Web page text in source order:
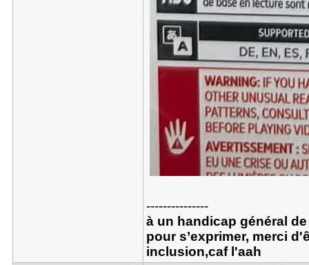
---------------
à un handicap général
pour s’exprimer, merci
inclusion,caf l'aah